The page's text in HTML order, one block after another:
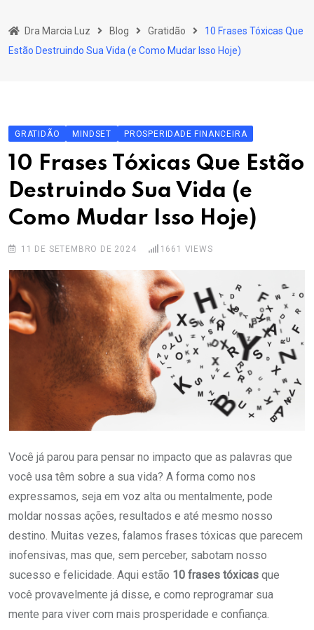
to
content
Dra Marcia Luz Blog Gratidão
10 Frases Tóxicas Que
Estão Destruindo Sua Vida (e Como Mudar Isso Hoje)
GRATIDÃO MINDSET PROSPERIDADE FINANCEIRA
10 Frases Tóxicas Que Estão
Destruindo Sua Vida (e
Como Mudar Isso Hoje)
11 DE SETEMBRO DE 2024 1661 VIEWS
Você já parou para pensar no impacto que as palavras que
você usa têm sobre a sua vida? A forma como nos
expressamos, seja em voz alta ou mentalmente, pode
moldar nossas ações, resultados e até mesmo nosso
destino. Muitas vezes, falamos frases tóxicas que parecem
inofensivas, mas que, sem perceber, sabotam nosso
sucesso e felicidade. Aqui estão 10 frases tóxicas que
você provavelmente já disse, e como reprogramar sua
mente para viver com mais prosperidade e confiança.